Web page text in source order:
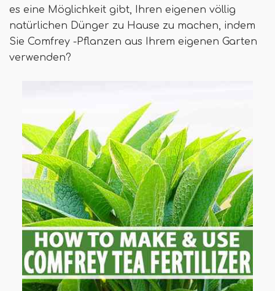
es eine Möglichkeit gibt, Ihren eigenen völlig
natürlichen Dünger zu Hause zu machen, indem
Sie Comfrey -Pflanzen aus Ihrem eigenen Garten
verwenden?